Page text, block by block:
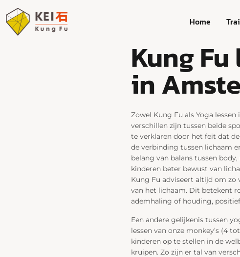
Home
Kung Fu
in
Zowel Kung Fu als Yoga
verschillen zijn tussen beide
te verklaren door het feit dat
de verbinding tussen lichaam
belang van balans tussen
kinderen beter bewust van
Kung Fu adviseert altijd om
van het lichaam. Dit betekent
ademhaling of houding,
Een andere gelijkenis tussen
lessen van onze monkey’s (4
kinderen op te stellen in de
kruipen. Zo zijn er tal van